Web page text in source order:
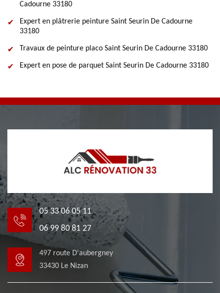
Cadourne 33180
Expert en plâtrerie peinture Saint Seurin De Cadourne
33180
Travaux de peinture placo Saint Seurin De Cadourne 33180
Expert en pose de parquet Saint Seurin De Cadourne 33180
05 33 06 05 11
06 99 80 81 27
497 route D'aubergney
33430 Le Nizan